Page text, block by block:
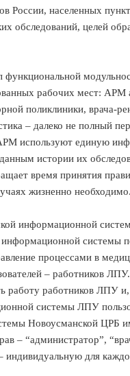
России, населенных
обследований, целей
рабочих мест: АРМ
поликлиники, врача-
– далеко не полный
используют единую
истории их
время принятия
жизненно необходимо.
информационной
системы
процессами в
– работников
работу работников ЛПУ
системы ЛПУ
Новоусманской ЦРБ
– “администратор”,
индивидуальную для